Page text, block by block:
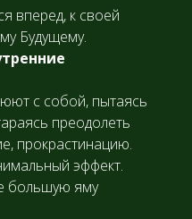
вперед, к своей
Будущему.
с собой, пытаясь
преодолеть
прокрастинацию.
эффект.
большую яму